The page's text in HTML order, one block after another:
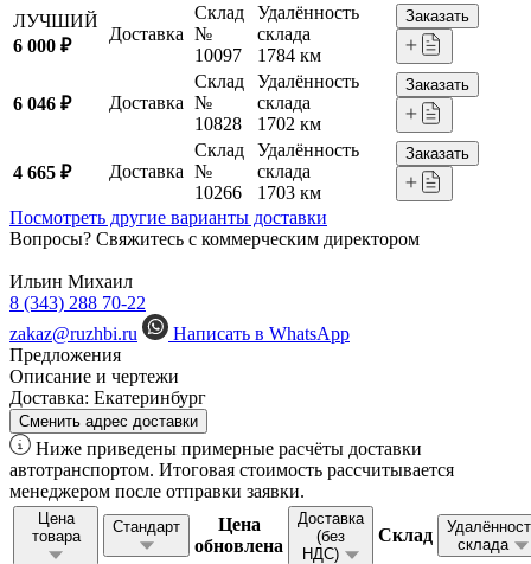
ЛУЧШИЙ
6 000 ₽
Доставка
Склад
№
10097
Удалённость
склада
1784 км
Заказать
6 046 ₽ Доставка
Склад
№
10828
Удалённость
склада
1702 км
Заказать
4 665 ₽ Доставка
Склад
№
10266
Удалённость
склада
1703 км
Заказать
Посмотреть другие варианты доставки
Вопросы? Свяжитесь с коммерческим директором
Ильин Михаил
8 (343) 288 70-22
zakaz@ruzhbi.ru
Написать в WhatsApp
Предложения
Описание и чертежи
Доставка: Екатеринбург
Сменить адрес доставки
Ниже приведены примерные расчёты доставки
автотранспортом. Итоговая стоимость рассчитывается
менеджером после отправки заявки.
Цена
товара
Стандарт
Цена
обновлена
Доставка
(без
НДС)
Склад
склада